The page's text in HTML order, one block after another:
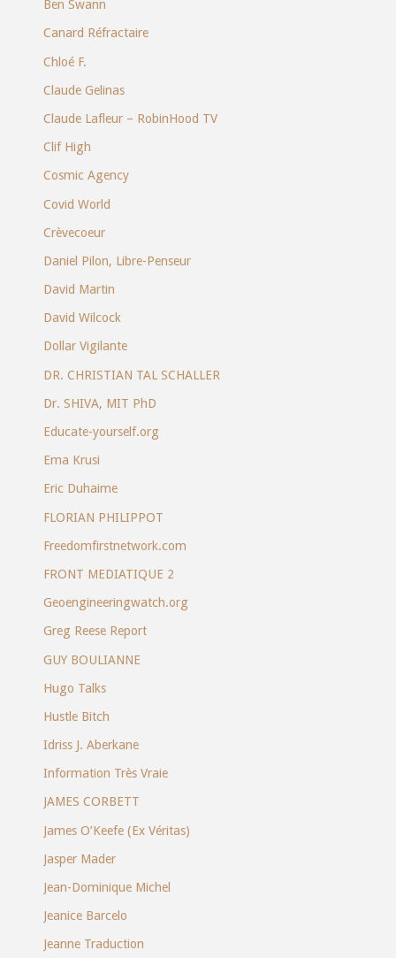
Ben Swann
Canard Réfractaire
Chloé F.
Claude Gelinas
Claude Lafleur – RobinHood TV
Clif High
Cosmic Agency
Covid World
Crèvecoeur
Daniel Pilon, Libre-Penseur
David Martin
David Wilcock
Dollar Vigilante
DR. CHRISTIAN TAL SCHALLER
Dr. SHIVA, MIT PhD
Educate-yourself.org
Ema Krusi
Eric Duhaime
FLORIAN PHILIPPOT
Freedomfirstnetwork.com
FRONT MEDIATIQUE 2
Geoengineeringwatch.org
Greg Reese Report
GUY BOULIANNE
Hugo Talks
Hustle Bitch
Idriss J. Aberkane
Information Très Vraie
JAMES CORBETT
James O’Keefe (Ex Véritas)
Jasper Mader
Jean-Dominique Michel
Jeanice Barcelo
Jeanne Traduction